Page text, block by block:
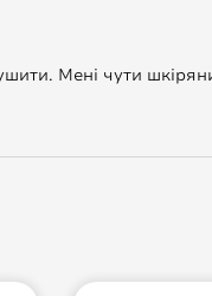
Мені чути